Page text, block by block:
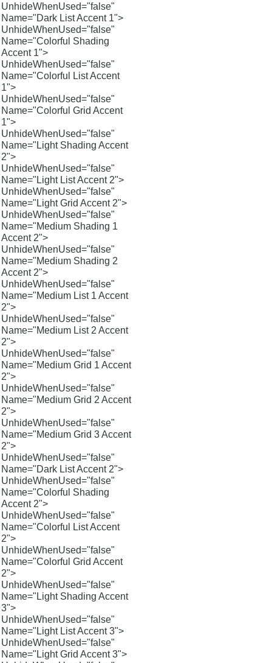
UnhideWhenUsed="false"
Name="Dark List Accent 1">
UnhideWhenUsed="false"
Name="Colorful Shading
Accent 1">
UnhideWhenUsed="false"
Name="Colorful List Accent
1">
UnhideWhenUsed="false"
Name="Colorful Grid Accent
1">
UnhideWhenUsed="false"
Name="Light Shading Accent
2">
UnhideWhenUsed="false"
Name="Light List Accent 2">
UnhideWhenUsed="false"
Name="Light Grid Accent 2">
UnhideWhenUsed="false"
Name="Medium Shading 1
Accent 2">
UnhideWhenUsed="false"
Name="Medium Shading 2
Accent 2">
UnhideWhenUsed="false"
Name="Medium List 1 Accent
2">
UnhideWhenUsed="false"
Name="Medium List 2 Accent
2">
UnhideWhenUsed="false"
Name="Medium Grid 1 Accent
2">
UnhideWhenUsed="false"
Name="Medium Grid 2 Accent
2">
UnhideWhenUsed="false"
Name="Medium Grid 3 Accent
2">
UnhideWhenUsed="false"
Name="Dark List Accent 2">
UnhideWhenUsed="false"
Name="Colorful Shading
Accent 2">
UnhideWhenUsed="false"
Name="Colorful List Accent
2">
UnhideWhenUsed="false"
Name="Colorful Grid Accent
2">
UnhideWhenUsed="false"
Name="Light Shading Accent
3">
UnhideWhenUsed="false"
Name="Light List Accent 3">
UnhideWhenUsed="false"
Name="Light Grid Accent 3">